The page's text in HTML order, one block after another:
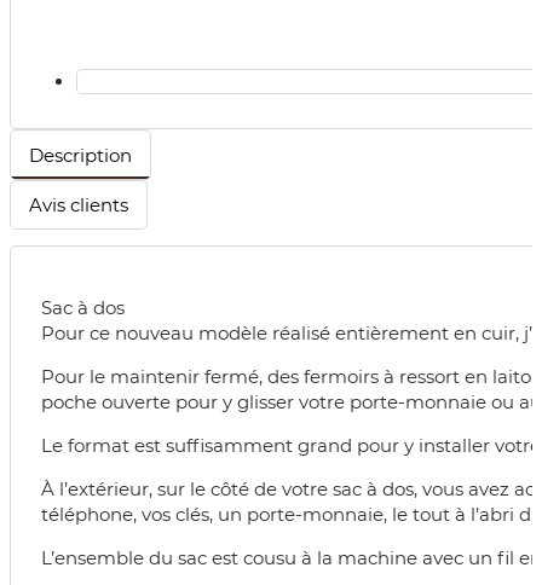
Description
Avis clients
Sac à dos
Pour ce nouveau modèle réalisé entièrement en cuir,
Pour le maintenir fermé, des fermoirs à ressort en
poche ouverte pour y glisser votre porte-monnaie ou
Le format est suffisamment grand pour y installer
À l’extérieur, sur le côté de votre sac à dos, vous avez
téléphone, vos clés, un porte-monnaie, le tout à l’abri
L’ensemble du sac est cousu à la machine avec un fil